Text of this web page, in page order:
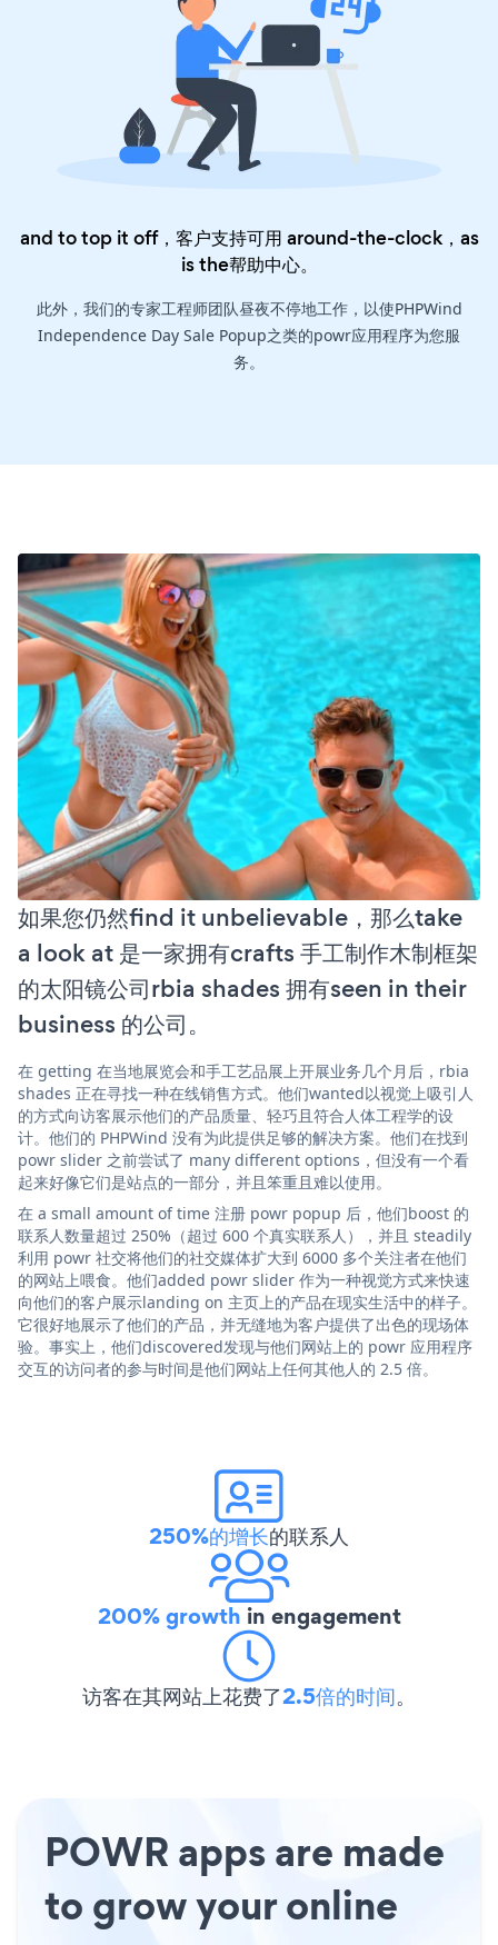
and to top it off，客户支持可用 around-the-clock，as
is the帮助中心。
此外，我们的专家工程师团队昼夜不停地工作，以使PHPWind
Independence Day Sale Popup之类的powr应用程序为您服
务。
如果您仍然find it unbelievable，那么take
a look at 是一家拥有crafts 手工制作木制框架
的太阳镜公司rbia shades 拥有seen in their
business 的公司。
在 getting 在当地展览会和手工艺品展上开展业务几个月后，rbia
shades 正在寻找一种在线销售方式。他们wanted以视觉上吸引人
的方式向访客展示他们的产品质量、轻巧且符合人体工程学的设
计。他们的 PHPWind 没有为此提供足够的解决方案。他们在找到
powr slider 之前尝试了 many different options，但没有一个看
起来好像它们是站点的一部分，并且笨重且难以使用。
在 a small amount of time 注册 powr popup 后，他们boost 的
联系人数量超过 250%（超过 600 个真实联系人），并且 steadily
利用 powr 社交将他们的社交媒体扩大到 6000 多个关注者在他们
的网站上喂食。他们added powr slider 作为一种视觉方式来快速
向他们的客户展示landing on 主页上的产品在现实生活中的样子。
它很好地展示了他们的产品，并无缝地为客户提供了出色的现场体
验。事实上，他们discovered发现与他们网站上的 powr 应用程序
交互的访问者的参与时间是他们网站上任何其他人的 2.5 倍。
250%的增长的联系人
200% growth in engagement
访客在其网站上花费了2.5倍的时间。
POWR apps are made
to grow your online